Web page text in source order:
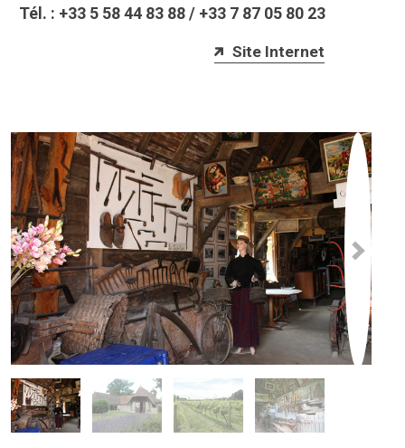
Tél. : +33 5 58 44 83 88/ +33 7 87 05 80 23
Site Internet